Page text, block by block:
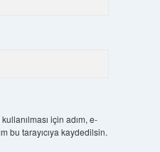
için adım, e-
bu tarayıcıya kaydedilsin.